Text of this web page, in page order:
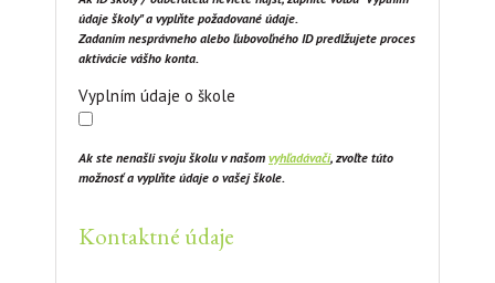
údaje školy" a vyplňte požadované údaje.
Zadaním nesprávneho alebo ľubovoľného ID predlžujete proces
aktivácie vášho konta.
Vyplním údaje o škole
Ak ste nenašli svoju školu v našom vyhľadávači, zvoľte túto
možnosť a vyplňte údaje o vašej škole.
Kontaktné údaje